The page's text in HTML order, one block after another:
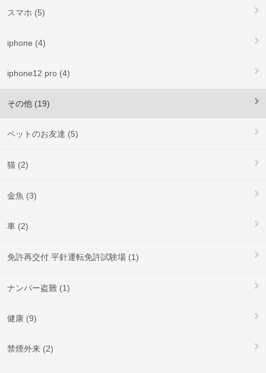
スマホ (5)
iphone (4)
iphone12 pro (4)
その他 (19)
ペットのお友達 (5)
猫 (2)
金魚 (3)
車 (2)
免許再交付 平針運転免許試験場 (1)
ナンバー盗難 (1)
健康 (9)
禁煙外来 (2)